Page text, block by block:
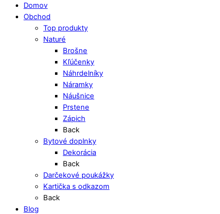
Domov
Obchod
Top produkty
Naturé
Brošne
Kľúčenky
Náhrdelníky
Náramky
Náušnice
Prstene
Zápich
Back
Bytové doplnky
Dekorácia
Back
Darčekové poukážky
Kartička s odkazom
Back
Blog